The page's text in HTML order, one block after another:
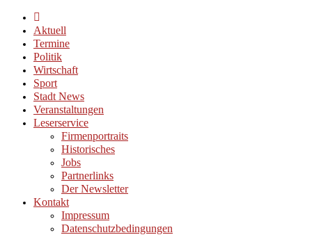
Aktuell
Termine
Politik
Wirtschaft
Sport
Stadt News
Veranstaltungen
Leserservice
Firmenportraits
Historisches
Jobs
Partnerlinks
Der Newsletter
Kontakt
Impressum
Datenschutzbedingungen